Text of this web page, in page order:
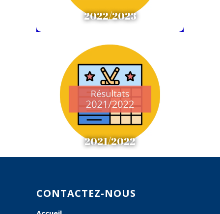
2022/2023
2021/2022
Résultats 2021/2022
Résultats
CONTACTEZ-NOUS